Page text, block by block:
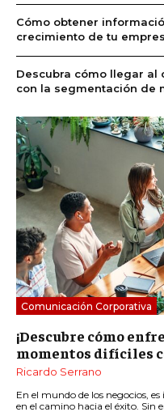
Cómo obtener
crecimiento de tu
Descubra cómo llegar al
con la segmentación de
Comunicación Corporativa
¡Descubre cómo
momentos difíciles
Ricardo Serrano
En el mundo de los negocios,
en el camino hacia el éxito. Sin